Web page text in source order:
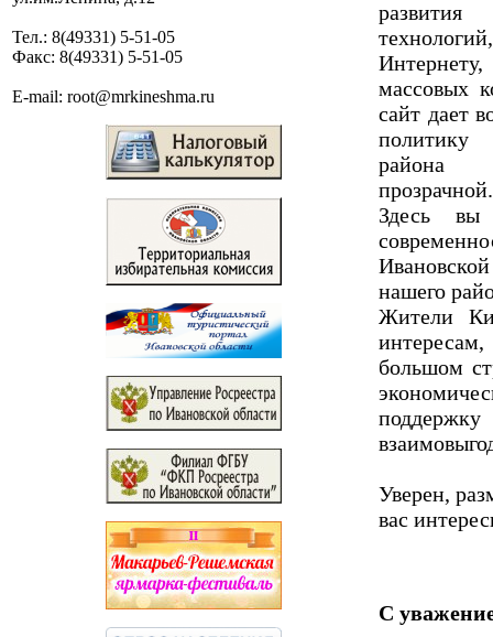
Тел.: 8(49331) 5-51-05
Факс: 8(49331) 5-51-05
E-mail: root@mrkineshma.ru
развития
массовых
сайт дает
прозрачной.
Здесь вы
нашего
Жители
большом
Уверен,
вас
С